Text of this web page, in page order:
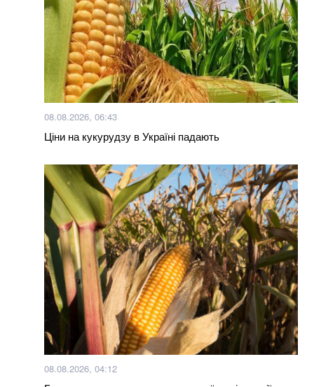
08.08.2026, 06:43
Ціни на кукурудзу в Україні падають
08.08.2026, 04:12